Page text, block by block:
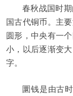
春秋战国时
国古代铜币。主
圆形，中央有一
小，以后逐渐变
字。
圜钱是由古